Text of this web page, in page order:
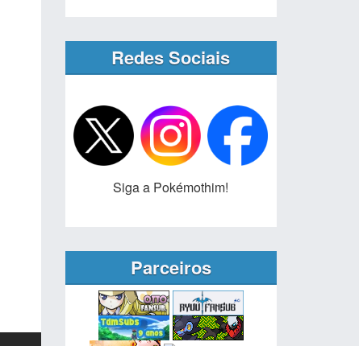
Redes Sociais
Siga a Pokémothim!
Parceiros